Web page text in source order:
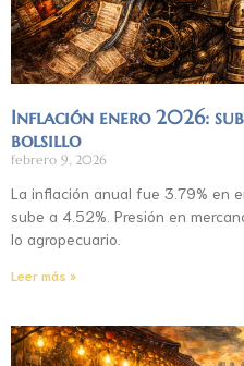
Inflación enero 2026:
bolsillo
febrero 9, 2026
La inflación anual fue 3.79% en
sube a 4.52%. Presión en
lo agropecuario.
Leer más »